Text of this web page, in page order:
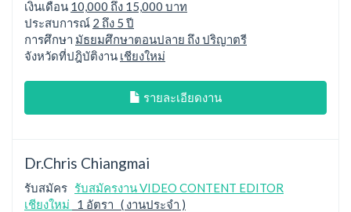
เงินเดือน 10,000 ถึง 15,000 บาท
ประสบการณ์ 2 ถึง 5 ปี
การศึกษา มัธยมศึกษาตอนปลาย ถึง ปริญาตรี
จังหวัดที่ปฎิบัติงาน เชียงใหม่
รายละเอียดงาน
Dr.Chris Chiangmai
รับสมัคร รับสมัครงาน VIDEO CONTENT EDITOR
เชียงใหม่
1 อัตรา ( งานประจำ )